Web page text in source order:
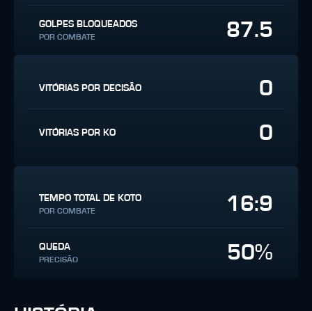
GOLPES BLOQUEADOS
POR COMBATE 87.5
VITÓRIAS POR DECISÃO 0
VITÓRIAS POR KO 0
TEMPO TOTAL DE KOTO
POR COMBATE 16:9
QUEDA
PRECISÃO 50%